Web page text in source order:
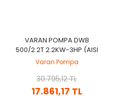
VARAN POMPA DWB
500/2.2T 2.2KW-3HP (AISI
304) KOMPLE PASLANMAZ
ÇELIK SANTRIFÜJ POMPA
Varan Pompa
17.861,17 TL
30.795,12 TL